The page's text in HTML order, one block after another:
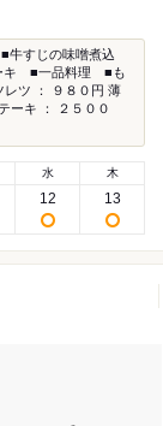
牛すじの味噌煮込
キ ■一品料理 ■も
レツ ： ９８０円 薄
ーキ ： ２５００
水
12
木
13